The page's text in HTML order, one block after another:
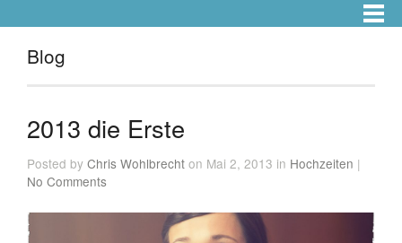
Blog
2013 die Erste
Posted by Chris Wohlbrecht on Mai 2, 2013 in Hochzeiten |
No Comments